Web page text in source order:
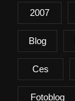
2007
Blog
Ces
Fotoblog